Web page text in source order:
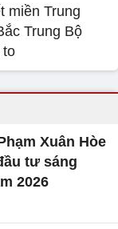
miền Trung
Trung Bộ
to
Xuân Hòe
tư sáng
2026